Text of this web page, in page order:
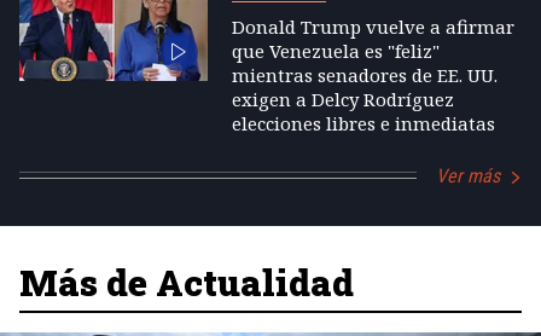
Donald Trump vuelve a afirmar
que Venezuela es "feliz"
mientras senadores de EE. UU.
exigen a Delcy Rodríguez
elecciones libres e inmediatas
Ver más
Más de Actualidad